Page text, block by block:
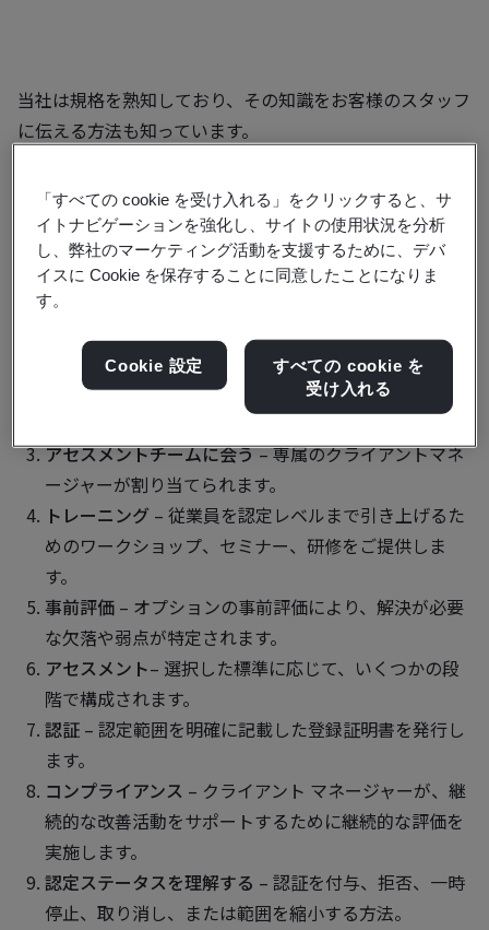
当社は規格を熟知しており、その知識をお客様のスタッフ
に伝える方法も知っています。
はすべて、当社がご提供します。
認証プロセスとは
てください。
– 正式な評価にかかる費用と時間を詳細に記載し
アセスメントチームに会う–専属のクライアントマネ
ージャーが割り当てられます。
トレーニング – 従業員を認定レベルまで引き上げるた
めのワークショップ、セミナー、研修をご提供しま
す。
事前評価 – オプションの事前評価により、解決が必要
な欠落や弱点が特定されます。
アセスメント– 選択した標準に応じて、いくつかの段
階で構成されます。
認証 – 認定範囲を明確に記載した登録証明書を発行し
ます。
コンプライアンス – クライアント マネージャーが、継
続的な改善活動をサポートするために継続的な評価を
実施します。
認定ステータスを理解する – 認証を付与、拒否、一時
停止、取り消し、または範囲を縮小する方法。
「すべての cookie を受け入れる」をクリックすると、サ
イトナビゲーションを強化し、サイトの使用状況を分析
し、弊社のマーケティング活動を支援するために、デバ
イスに Cookie を保存することに同意したことになりま
す。
Cookie 設定
すべての cookie を
受け入れる